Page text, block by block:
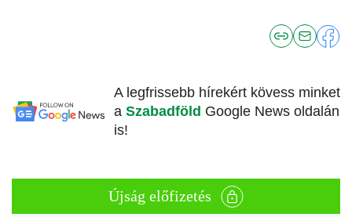
A legfrissebb hírekért kövess minket
a Szabadföld Google News oldalán
is!
Újság előfizetés